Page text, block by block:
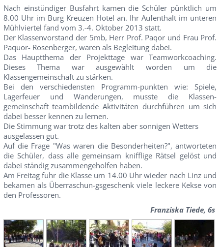
Nach einstündiger Busfahrt kamen die Schüler pünktlich um
8.00 Uhr im Burg Kreuzen Hotel an. Ihr Aufenthalt im unteren
Mühlviertel fand vom 3.-4. Oktober 2013 statt.
Der Klassenvorstand der 5mb, Herr Prof. Paqor und Frau Prof.
Paquor- Rosenberger, waren als Begleitung dabei.
Das Hauptthema der Projekttage war Teamworkcoaching.
Dieses Thema war ausgewählt worden um die
Klassengemeinschaft zu stärken.
Bei den verschiedensten Programm-punkten wie: Spiele,
Lagerfeuer und Wanderungen, musste die Klassen-
gemeinschaft teambildende Aktivitäten durchführen um sich
dabei besser kennen zu lernen.
Die Stimmung war trotz des kalten aber sonnigen Wetters
ausgelassen gut.
Auf die Frage "Was waren die Besonderheiten?", antworteten
die Schüler, dass alle gemeinsam knifflige Rätsel gelöst und
dabei ständig zusammengeholfen haben.
Am Freitag fuhr die Klasse um 14.00 Uhr wieder nach Linz und
bekamen als Überraschun-gsgeschenk viele leckere Kekse von
den Professoren.
Franziska Tiede, 6s